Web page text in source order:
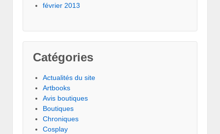
février 2013
Catégories
Actualités du site
Artbooks
Avis boutiques
Boutiques
Chroniques
Cosplay